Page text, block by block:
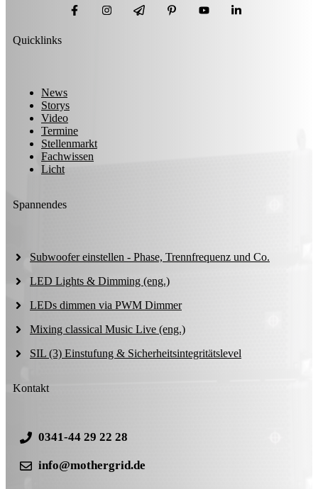
Quicklinks
News
Storys
Video
Termine
Stellenmarkt
Fachwissen
Licht
Spannendes
Subwoofer einstellen - Phase, Trennfrequenz und Co.
LED Lights & Dimming (eng.)
LEDs dimmen via PWM Dimmer
Mixing classical Music Live (eng.)
SIL (3) Einstufung & Sicherheitsintegritätslevel
Kontakt
0341-44 29 22 28
info@mothergrid.de